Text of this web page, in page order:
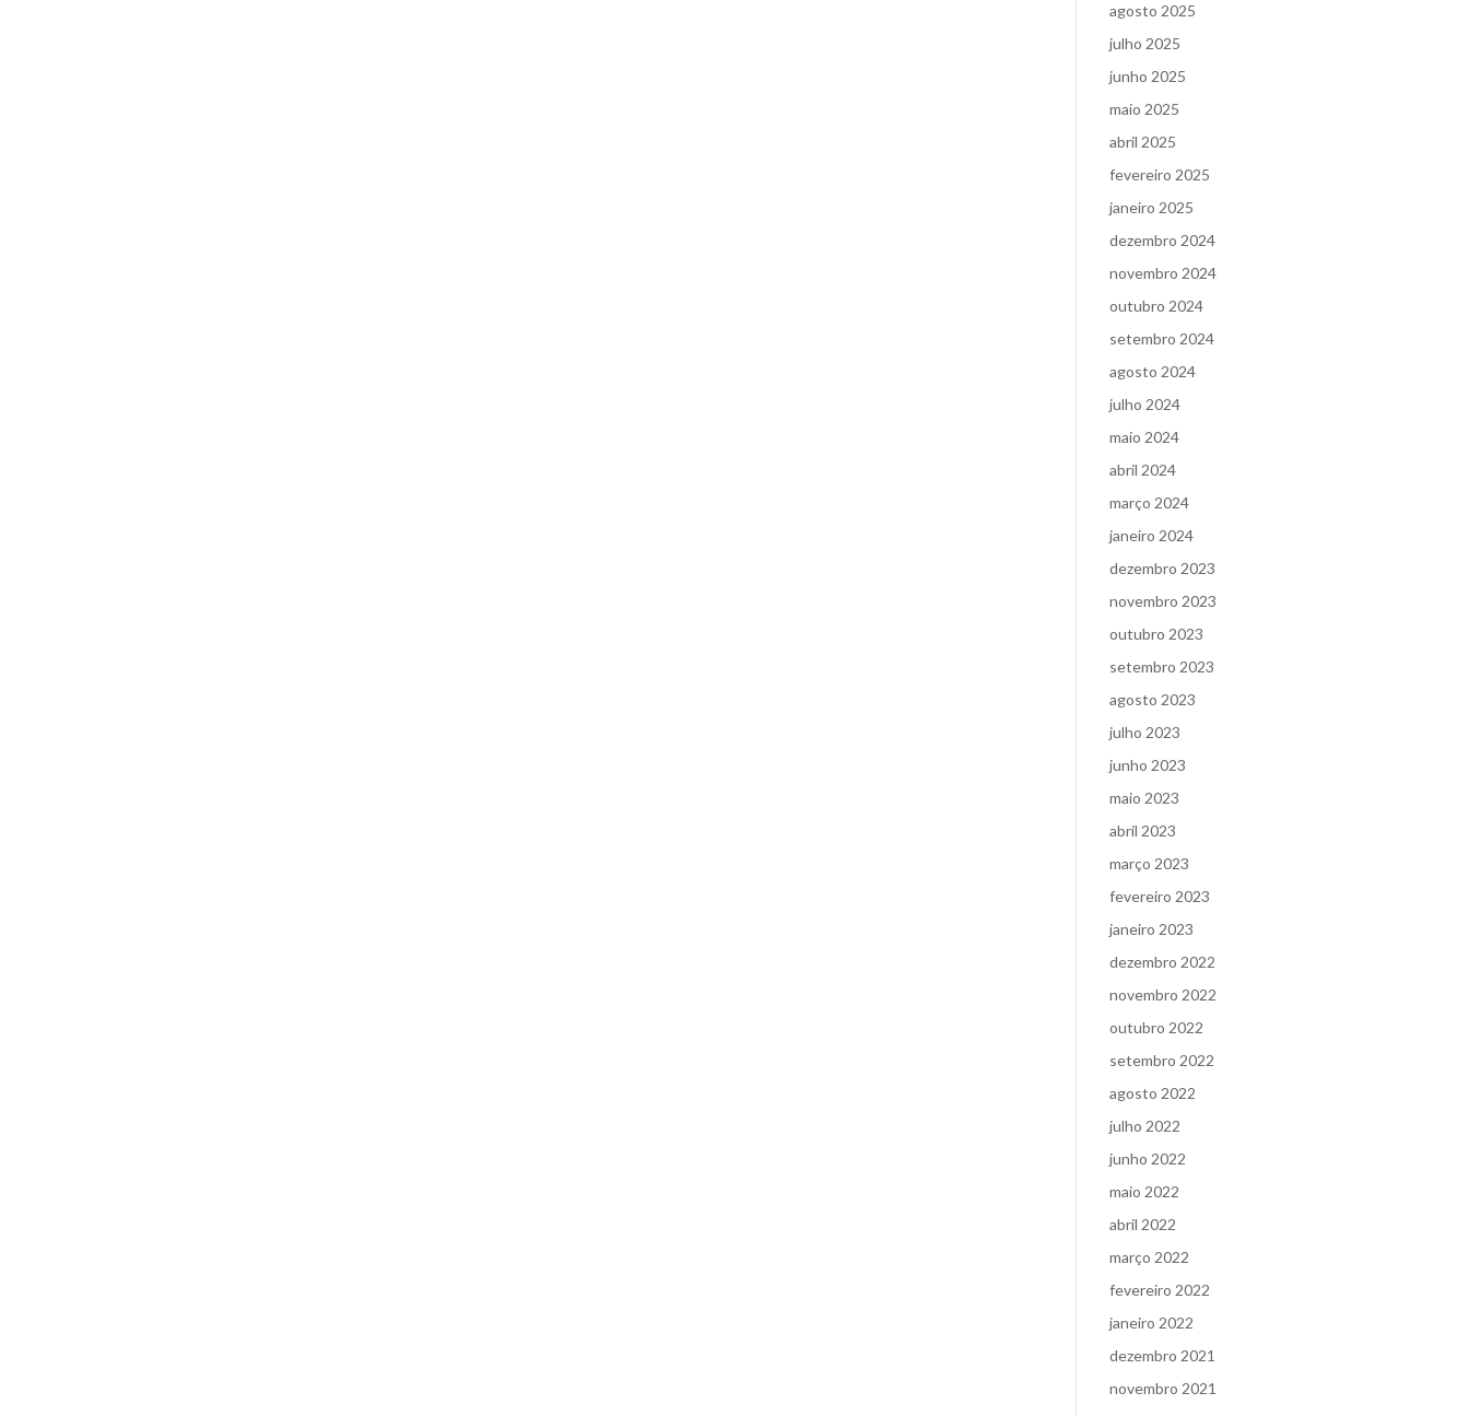
agosto 2025
julho 2025
junho 2025
maio 2025
abril 2025
fevereiro 2025
janeiro 2025
dezembro 2024
novembro 2024
outubro 2024
setembro 2024
agosto 2024
julho 2024
maio 2024
abril 2024
março 2024
janeiro 2024
dezembro 2023
novembro 2023
outubro 2023
setembro 2023
agosto 2023
julho 2023
junho 2023
maio 2023
abril 2023
março 2023
fevereiro 2023
janeiro 2023
dezembro 2022
novembro 2022
outubro 2022
setembro 2022
agosto 2022
julho 2022
junho 2022
maio 2022
abril 2022
março 2022
fevereiro 2022
janeiro 2022
dezembro 2021
novembro 2021